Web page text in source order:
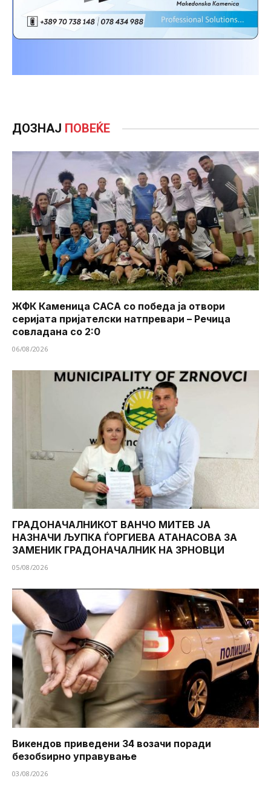
ДОЗНАЈ ПОВЕЌЕ
ЖФК Каменица САСА со победа ја отвори
серијата пријателски натпревари – Речица
совладана со 2:0
06/08/2026
ГРАДОНАЧАЛНИКОТ ВАНЧО МИТЕВ ЈА
НАЗНАЧИ ЉУПКА ЃОРГИЕВА АТАНАСОВА ЗА
ЗАМЕНИК ГРАДОНАЧАЛНИК НА ЗРНОВЦИ
05/08/2026
Викендов приведени 34 возачи поради
безобѕирно управување
03/08/2026